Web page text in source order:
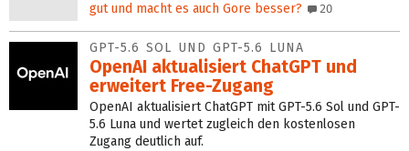
gut und macht es auch Gore besser?
20
GPT-5.6 SOL UND GPT-5.6 LUNA
OpenAI aktualisiert ChatGPT und
erweitert Free-Zugang
OpenAI aktualisiert ChatGPT mit GPT-5.6 Sol und GPT-
5.6 Luna und wertet zugleich den kostenlosen
Zugang deutlich auf.